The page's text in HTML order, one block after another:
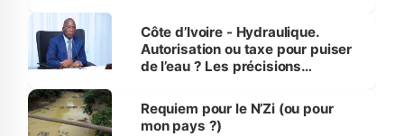
Côte d’Ivoire - Hydraulique.
Autorisation ou taxe pour puiser
de l’eau ? Les précisions
Requiem pour le N’Zi (ou pour
mon pays ?)